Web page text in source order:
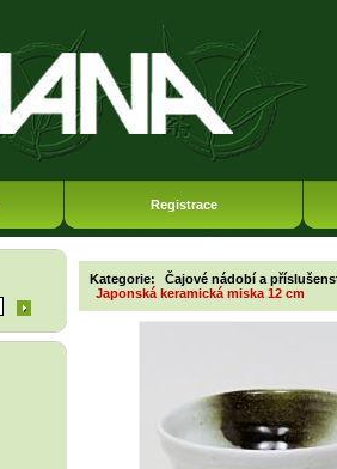
Registrace
Kategorie:
Čajové nádobí a
Japonská keramická miska 12 cm